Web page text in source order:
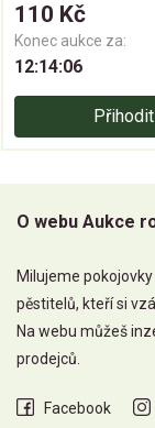
110 Kč
Konec aukce za:
12:14:05
Přihodit
O webu Aukce
Milujeme
pěstitelů, kteří si
Na webu můžeš
prodejců.
Facebook